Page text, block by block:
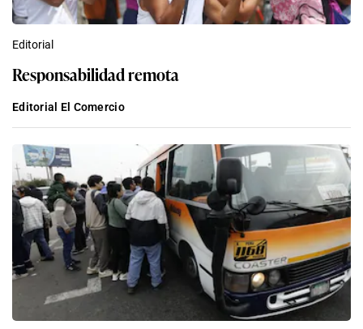
Editorial
Responsabilidad remota
Editorial El Comercio